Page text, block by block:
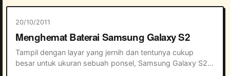
20/10/2011
Menghemat Baterai Samsung Galaxy S2
Tampil dengan layar yang jernih dan tentunya cukup
besar untuk ukuran sebuah ponsel, Samsung Galaxy S2